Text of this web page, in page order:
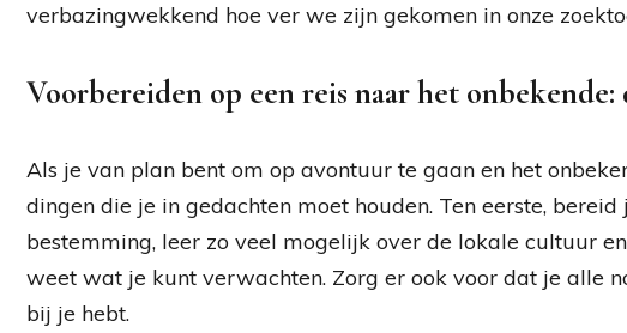
verbazingwekkend hoe ver we zijn gekomen in onze
Voorbereiden op een reis naar het onbekende:
Als je van plan bent om op avontuur te gaan en het
dingen die je in gedachten moet houden. Ten eerste, bereid
bestemming, leer zo veel mogelijk over de lokale cultuur
weet wat je kunt verwachten. Zorg er ook voor dat je alle
bij je hebt.